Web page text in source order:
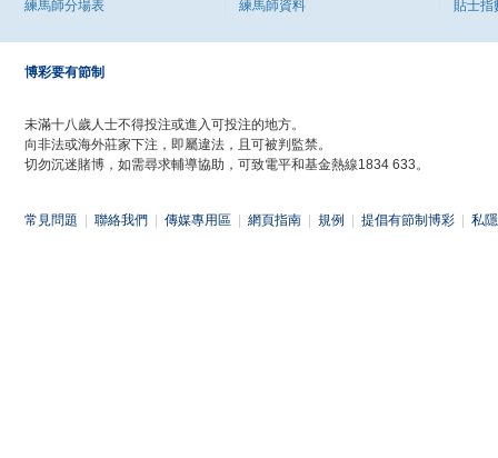
練馬師分場表
練馬師資料
貼士指
博彩要有節制
未滿十八歲人士不得投注或進入可投注的地方。
向非法或海外莊家下注，即屬違法，且可被判監禁。
切勿沉迷賭博，如需尋求輔導協助，可致電平和基金熱線1834 633。
常見問題 聯絡我們 傳媒專用區 網頁指南 規例 提倡有節制博彩 私